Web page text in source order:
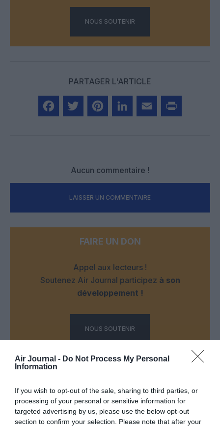
Air Journal - Do Not Process My Personal
Information
If you wish to opt-out of the sale, sharing to third parties, or
processing of your personal or sensitive information for
targeted advertising by us, please use the below opt-out
section to confirm your selection. Please note that after your
NOUS SOUTENIR
PARTAGER L'ARTICLE
Aucun commentaire !
LAISSER UN COMMENTAIRE
FAIRE UN DON
Appel aux lecteurs !
Soutenez Air Journal participez à son
développement !
NOUS SOUTENIR
DERNIERS COMMENTAIRES